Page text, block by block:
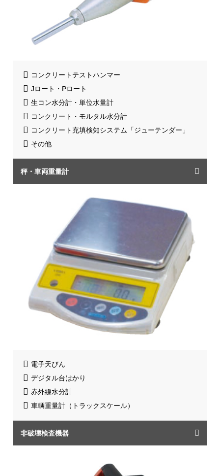
コンクリートテストハンマー
Jロート・Pロート
生コン水分計・単位水量計
コンクリート・モルタル水分計
コンクリート充填検知システム「ジューテンダー」
その他
秤・車両重量計
電子天びん
デジタル台はかり
赤外線水分計
車輌重量計（トラックスケール）
非破壊検査機器